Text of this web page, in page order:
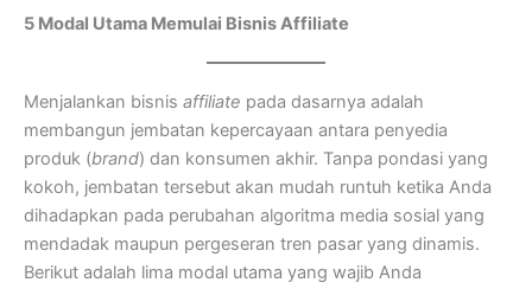
5 Modal Utama Memulai Bisnis Affiliate
Menjalankan bisnis affiliate pada dasarnya adalah
membangun jembatan kepercayaan antara penyedia
produk (brand) dan konsumen akhir. Tanpa pondasi yang
kokoh, jembatan tersebut akan mudah runtuh ketika Anda
dihadapkan pada perubahan algoritma media sosial yang
mendadak maupun pergeseran tren pasar yang dinamis.
Berikut adalah lima modal utama yang wajib Anda